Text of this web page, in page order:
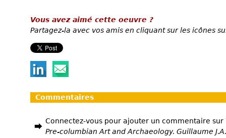
Vous avez aimé cette oeuvre ?
Partagez-la avec vos amis en cliquant sur les icônes
Commentaires
Connectez-vous pour ajouter un commentaire sur
Pre-columbian Art and Archaeology. Guillaume